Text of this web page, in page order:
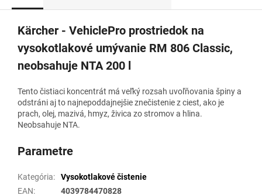
Kärcher - VehiclePro prostriedok na
vysokotlakové umývanie RM 806 Classic,
neobsahuje NTA 200 l
Tento čistiaci koncentrát má veľký rozsah uvoľňovania špiny a
odstráni aj to najnepoddajnejšie znečistenie z ciest, ako je
prach, olej, mazivá, hmyz, živica zo stromov a hlina.
Neobsahuje NTA.
Parametre
Kategória:
Vysokotlakové čistenie
EAN:
4039784470828